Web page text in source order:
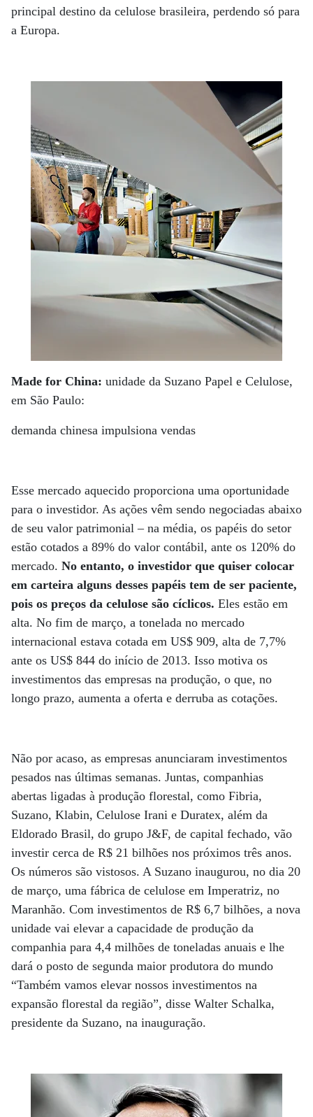
principal destino da celulose brasileira, perdendo só para
a Europa.
Made for China: unidade da Suzano Papel e Celulose,
em São Paulo:
demanda chinesa impulsiona vendas
Esse mercado aquecido proporciona uma oportunidade
para o investidor. As ações vêm sendo negociadas abaixo
de seu valor patrimonial – na média, os papéis do setor
estão cotados a 89% do valor contábil, ante os 120% do
mercado. No entanto, o investidor que quiser colocar
em carteira alguns desses papéis tem de ser paciente,
pois os preços da celulose são cíclicos. Eles estão em
alta. No fim de março, a tonelada no mercado
internacional estava cotada em US$ 909, alta de 7,7%
ante os US$ 844 do início de 2013. Isso motiva os
investimentos das empresas na produção, o que, no
longo prazo, aumenta a oferta e derruba as cotações.
Não por acaso, as empresas anunciaram investimentos
pesados nas últimas semanas. Juntas, companhias
abertas ligadas à produção florestal, como Fibria,
Suzano, Klabin, Celulose Irani e Duratex, além da
Eldorado Brasil, do grupo J&F, de capital fechado, vão
investir cerca de R$ 21 bilhões nos próximos três anos.
Os números são vistosos. A Suzano inaugurou, no dia 20
de março, uma fábrica de celulose em Imperatriz, no
Maranhão. Com investimentos de R$ 6,7 bilhões, a nova
unidade vai elevar a capacidade de produção da
companhia para 4,4 milhões de toneladas anuais e lhe
dará o posto de segunda maior produtora do mundo
“Também vamos elevar nossos investimentos na
expansão florestal da região”, disse Walter Schalka,
presidente da Suzano, na inauguração.